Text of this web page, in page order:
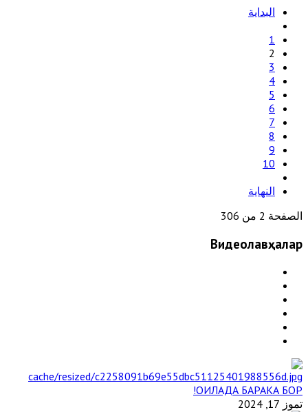
البداية
1
2
3
4
5
6
7
8
9
10
النهاية
الصفحة 2 من 306
Видеолавҳалар
ОИЛАДА БАРАКА БОР!
تموز 17, 2024